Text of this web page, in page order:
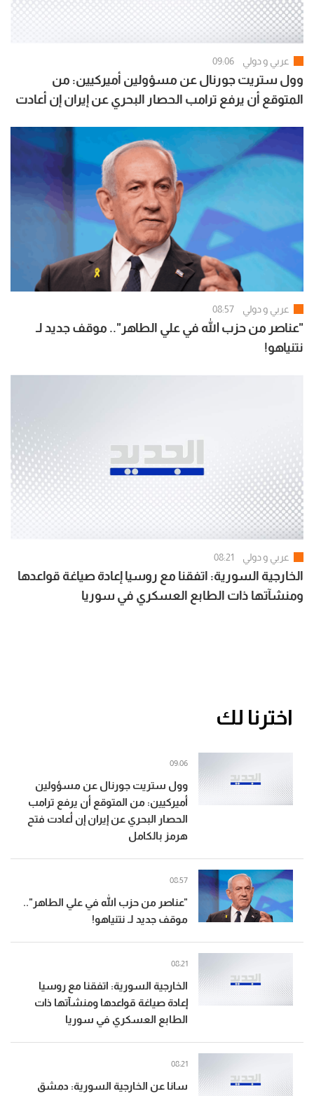
عربي و دولي 09:06
وول ستريت جورنال عن مسؤولين أميركيين: من
المتوقع أن يرفع ترامب الحصار البحري عن إيران إن أعادت
عربي و دولي 08:57
"عناصر من حزب الله في علي الطاهر".. موقف جديد لـ
نتنياهو!
عربي و دولي 08:21
الخارجية السورية: اتفقنا مع روسيا إعادة صياغة قواعدها
ومنشآتها ذات الطابع العسكري في سوريا
اخترنا لك
وول ستريت جورنال عن مسؤولين
أميركيين: من المتوقع أن يرفع ترامب
الحصار البحري عن إيران إن أعادت فتح
هرمز بالكامل
09:06
"عناصر من حزب الله في علي الطاهر"..
موقف جديد لـ نتنياهو!
08:57
الخارجية السورية: اتفقنا مع روسيا
إعادة صياغة قواعدها ومنشآتها ذات
الطابع العسكري في سوريا
08:21
سانا عن الخارجية السورية: دمشق
08:21